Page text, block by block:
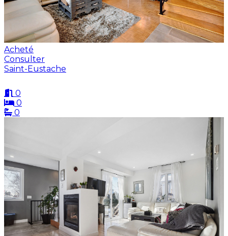
Acheté
Consulter
Saint-Eustache
0
0
0